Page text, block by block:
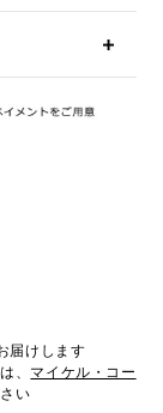
すか？
届けします
、 マイケル・コー
い